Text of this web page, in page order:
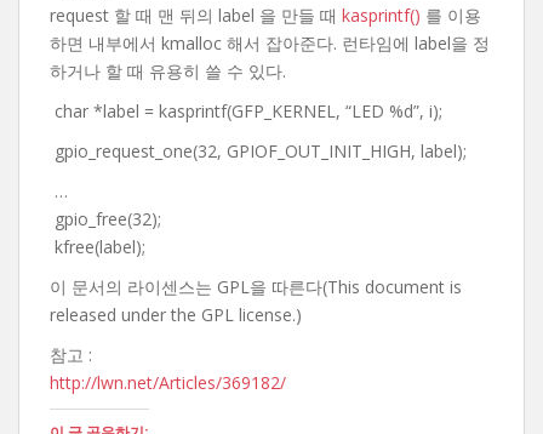
request 할 때 맨 뒤의 label 을 만들 때 kasprintf() 를 이용
하면 내부에서 kmalloc 해서 잡아준다. 런타임에 label을 정
하거나 할 때 유용히 쓸 수 있다.
char *label = kasprintf(GFP_KERNEL, “LED %d”, i);
gpio_request_one(32, GPIOF_OUT_INIT_HIGH, label);
…
gpio_free(32);
kfree(label);
이 문서의 라이센스는 GPL을 따른다(This document is
released under the GPL license.)
참고 :
http://lwn.net/Articles/369182/